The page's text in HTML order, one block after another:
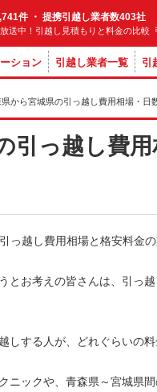
件 ・ 提携引越し業者数403社
送中！引越し見積もりと料金の比較
ション 引越し業者一覧 引
から宮城県の引っ越し費用相場・日
引っ越し費
とお考えの皆さんは、引っ
しする人が、どれぐらいの
ニックや、青森県～宮城県